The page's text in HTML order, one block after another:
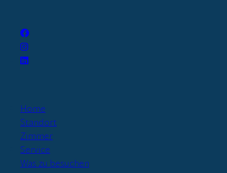
Home
Standort
Zimmer
Service
Was zu besuchen